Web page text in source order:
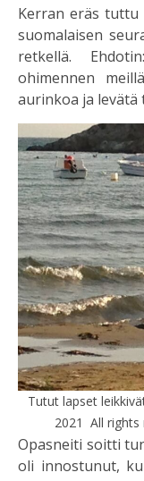
Kerran eräs tuttu
suomalaisen
retkellä.
ohimennen
aurinkoa ja levätä
Tutut lapset
2021 All rights
Opasneiti soitti
oli innostunut,